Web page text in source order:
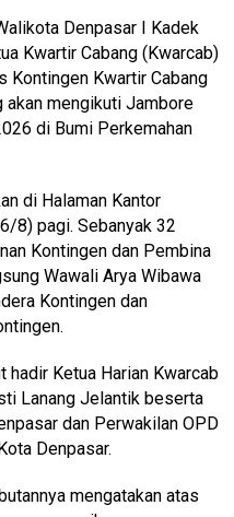
Denpasar I Kadek
Kwartir Cabang (Kwarcab)
Kontingen Kwartir Cabang
akan mengikuti Jambore
di Bumi Perkemahan
di Halaman Kantor
8) pagi. Sebanyak 32
Kontingen dan Pembina
Wawali Arya Wibawa
Kontingen dan
hadir Ketua Harian Kwarcab
Lanang Jelantik beserta
dan Perwakilan OPD
Denpasar.
mengatakan atas